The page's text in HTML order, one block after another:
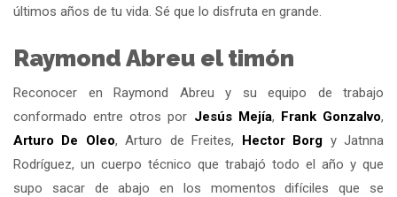
últimos años de tu vida. Sé que lo disfruta en grande.
Raymond Abreu el timón
Reconocer en Raymond Abreu y su equipo de trabajo
conformado entre otros por Jesús Mejía, Frank Gonzalvo,
Arturo De Oleo, Arturo de Freites, Hector Borg y Jatnna
Rodríguez, un cuerpo técnico que trabajó todo el año y que
supo sacar de abajo en los momentos difíciles que se